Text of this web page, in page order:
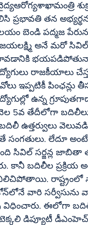
వైద్యఆరోగ్యశాఖామంత్రి
తన
బెండి పద్మజ
సర్జన్‌ను కూడా సిఫార్స్
రాజకీయాలు
ఉన్న గ్రూపుతగాదాలు
నెల 5వ తేదీలోగా
ఉత్తర్వులు
లేదూ అంటే
సివిల్ సర్జన్ల
నిలిచిపోతాయి. రాష్ట్రంలో
విధించారు. ఈలోగా
మేరీ కేథరిన్ రాజమండ్రి బదిలీ